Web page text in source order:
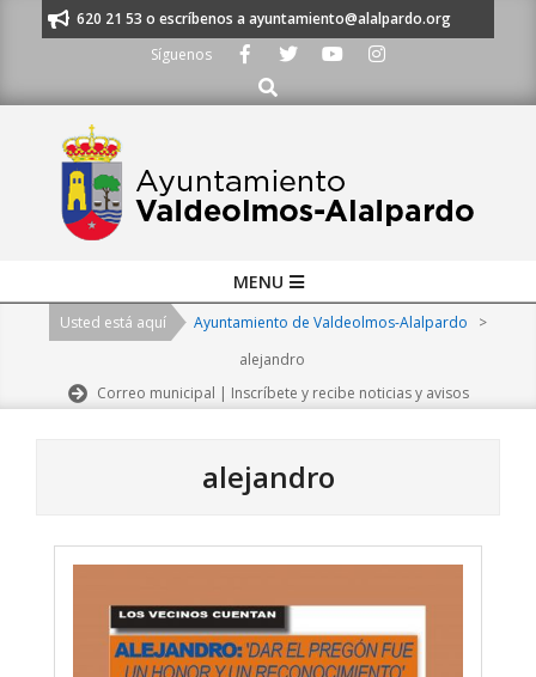
al 91 620 21 53 o escríbenos a ayuntamiento@alalpardo.org
Síguenos
Buscar
Navigation
MENU
Usted está aquí Ayuntamiento de Valdeolmos-Alalpardo
>
alejandro
Correo municipal | Inscríbete y recibe noticias y avisos
alejandro